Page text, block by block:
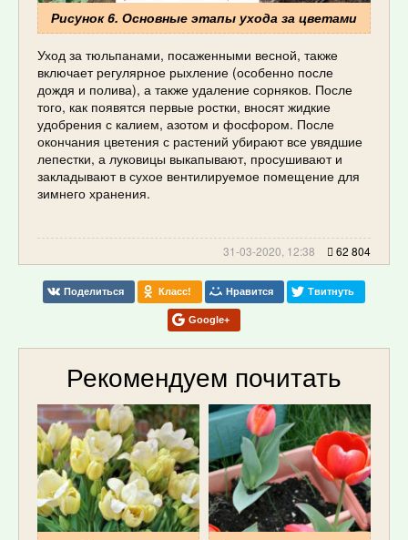
Рисунок 6. Основные этапы ухода за цветами
Уход за тюльпанами, посаженными весной, также
включает регулярное рыхление (особенно после
дождя и полива), а также удаление сорняков. После
того, как появятся первые ростки, вносят жидкие
удобрения с калием, азотом и фосфором. После
окончания цветения с растений убирают все увядшие
лепестки, а луковицы выкапывают, просушивают и
закладывают в сухое вентилируемое помещение для
зимнего хранения.
31-03-2020, 12:38 62 804
Поделиться Класс! Нравится Твитнуть
Google+
Рекомендуем почитать